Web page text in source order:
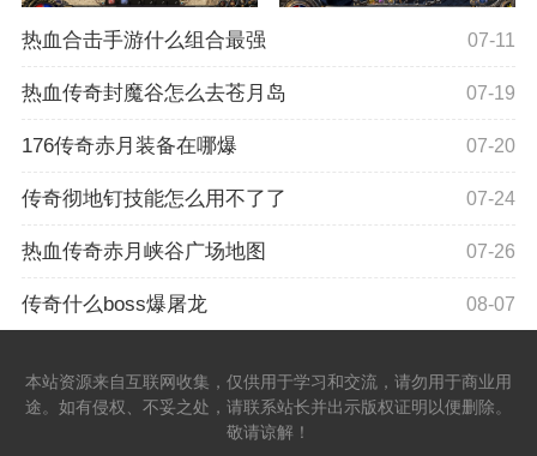
热血合击手游什么组合最强 07-11
热血传奇封魔谷怎么去苍月岛 07-19
176传奇赤月装备在哪爆 07-20
传奇彻地钉技能怎么用不了了 07-24
热血传奇赤月峡谷广场地图 07-26
传奇什么boss爆屠龙 08-07
本站资源来自互联网收集，仅供用于学习和交流，请勿用于商业用
途。如有侵权、不妥之处，请联系站长并出示版权证明以便删除。
敬请谅解！